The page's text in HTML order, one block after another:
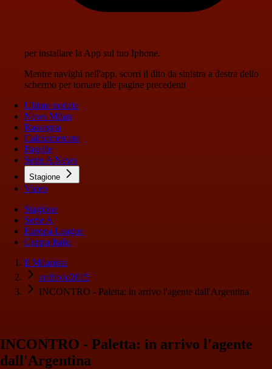
per installare la App sul tuo Iphone.
Mentre navighi nell'app, scorri il dito da sinistra a destra dello
schermo per tornare alle pagine precedenti
Ultime notizie
News Milan
Rassegna
Calciomercato
Pagelle
Serie A News
Stagione
Video
Stagione
Serie A
Europa League
Coppa Italia
Il Milanista
archivio2015
INCONTRO - Paletta: in arrivo l'agente dall'Argentina
INCONTRO - Paletta: in arrivo l'agente
dall'Argentina